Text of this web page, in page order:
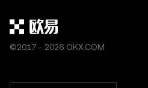
©2017 - 2026 OKX.COM